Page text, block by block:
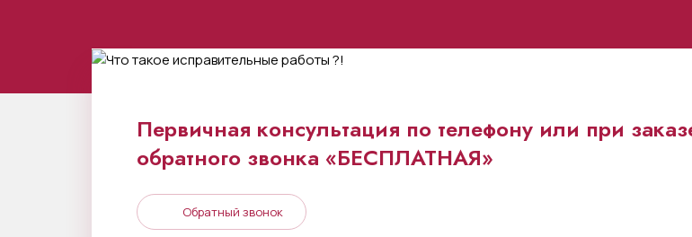
Первичная консультация по телефону или при
обратного звонка «БЕСПЛАТНАЯ»
Обратный звонок